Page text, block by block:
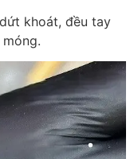
khoát, đều tay